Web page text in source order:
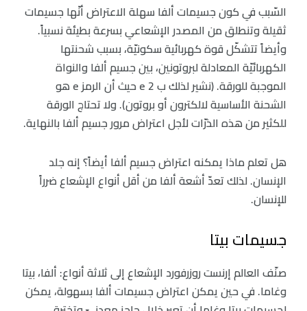
السّبب في كون جسيمات ألفا سهلة الاعتراض أنّها جسيمات
ثقيلة وتنطلق من المصدر الإشعاعي بسرعة بطيئة نسبياً.
وأيضاً تتشكّل قوة كهربائية سكونيّة، بسبب شحنتها
الكهربائيّة المعادلة لبروتونين، بين جسيم ألفا والنواة
الموجبة للورقة. (نشير لذلك ب 2 e حيث أن الرمز e هو
الشحنة الأساسية لالكترون أو بروتون). ولا تحتاج الورقة
للكثير من هذه الذرّات لأجل اعتراض مرور جسيم ألفا بالنهاية.
هل تعلم ماذا يمكنه اعتراض جسيم ألفا أيضاً؟ إنه جلد
الإنسان. لذلك تعدّ أشعة ألفا من أقل أنواع الإشعاع ضرراً
للإنسان.
جسيمات بيتا
صنّف العالم إرنست روزرفورد الإشعاع إلى ثلاثة أنواع: ألفا، بيتا
وغاما. في حين يمكن اعتراض جسيمات ألفا بسهولة، يمكن